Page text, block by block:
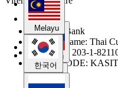
한국어
Русский
Melayu
한국어
Kasikorn Bank
Account Name: Thai
Account #: 203-1-
SWIFT CODE: